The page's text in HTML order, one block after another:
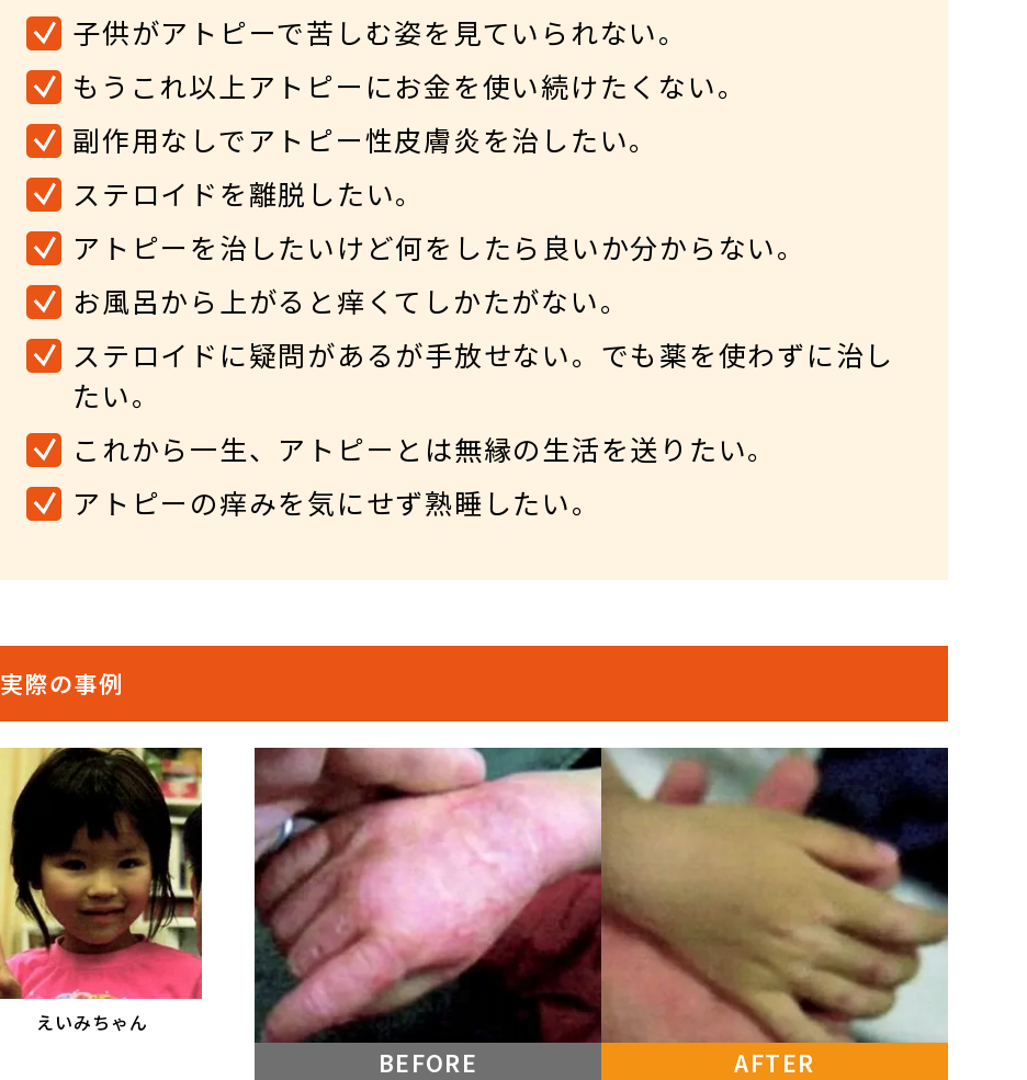
子供がアトピーで苦しむ姿を見ていられない。
もうこれ以上アトピーにお金を使い続けたくない。
副作用なしでアトピー性皮膚炎を治したい。
ステロイドを離脱したい。
アトピーを治したいけど何をしたら良いか分からない。
お風呂から上がると痒くてしかたがない。
ステロイドに疑問があるが手放せない。でも薬を使わずに治し
たい。
これから一生、アトピーとは無縁の生活を送りたい。
アトピーの痒みを気にせず熟睡したい。
実際の事例
えいみちゃん
BEFORE AFTER